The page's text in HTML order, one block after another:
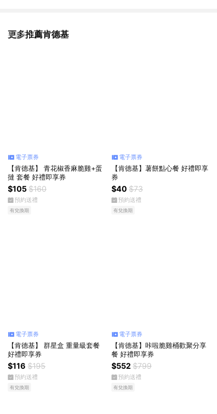
更多推薦肯德基
看更多
電子票券
【肯德基】 青花椒香麻脆雞+蛋
撻 套餐 好禮即享券
$105 $160
預約送禮
有兌換期
電子票券
【肯德基】薯餅點心餐 好禮即享
券
$40 $73
預約送禮
有兌換期
電子票券
【肯德基】 群星盒 重量級套餐
好禮即享券
$116 $195
預約送禮
有兌換期
電子票券
【肯德基】咔啦脆雞桶歡聚分享
餐 好禮即享券
$552 $799
預約送禮
有兌換期